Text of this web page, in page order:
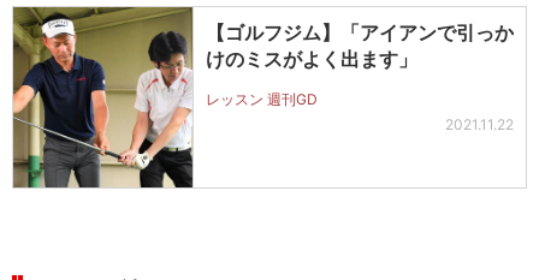
【ゴルフジム】「アイアンで引っか
けのミスがよく出ます」
レッスン 週刊GD
2021.11.22